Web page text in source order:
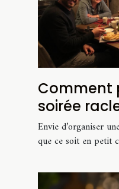
Comment
soirée
pour tout
Envie d’organiser
que ce soit en petit